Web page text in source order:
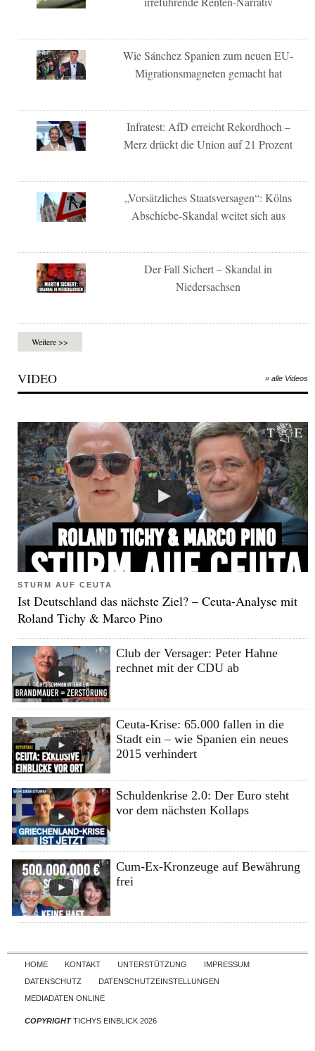
Wie Sánchez Spanien zum neuen EU-
Migrationsmagneten gemacht hat
Infratest: AfD erreicht Rekordhoch –
Merz drückt die Union auf 21 Prozent
„Vorsätzliches Staatsversagen“: Kölns
Abschiebe-Skandal weitet sich aus
Der Fall Sichert – Skandal in
Niedersachsen
Weitere >>
VIDEO » alle Videos
STURM AUF CEUTA
Ist Deutschland das nächste Ziel? – Ceuta-Analyse mit
Roland Tichy & Marco Pino
Club der Versager: Peter Hahne
rechnet mit der CDU ab
Ceuta-Krise: 65.000 fallen in die
Stadt ein – wie Spanien ein neues
2015 verhindert
Schuldenkrise 2.0: Der Euro steht
vor dem nächsten Kollaps
Cum-Ex-Kronzeuge auf Bewährung
frei
Skip to content
HOME KONTAKT UNTERSTÜTZUNG
IMPRESSUM
DATENSCHUTZ
DATENSCHUTZEINSTELLUNGEN
MEDIADATEN ONLINE
COPYRIGHTTICHYS EINBLICK 2026